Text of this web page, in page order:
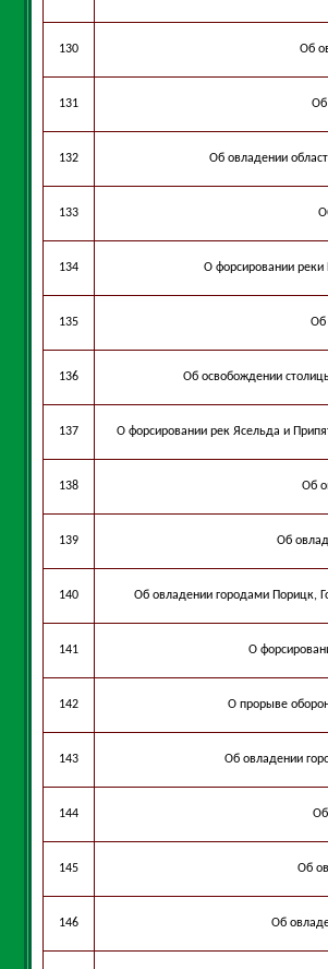
130 Об
131 Об
132 Об овладении
133
134 О форсировании
135 Об
136 Об освобождении
137 О форсировании рек Ясельда и
138 Об
139 Об
140 Об овладении городами Порицк,
141 О
142 О прорыве
143 Об овладении
144 Об
145 Об
146 Об